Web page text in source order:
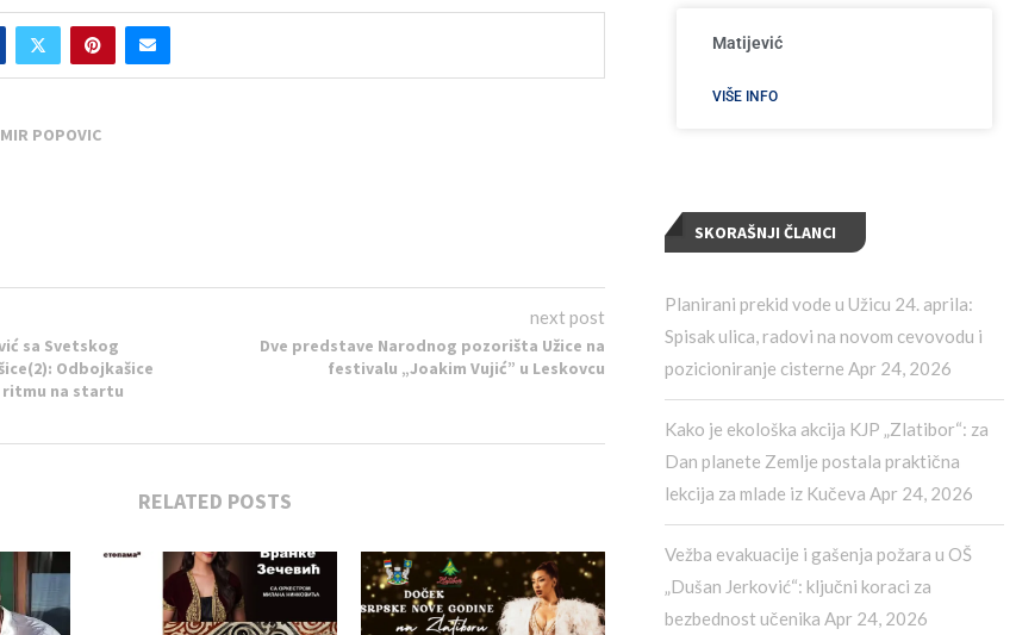
POPOVIC
sa Svetskog
Odbojkašice
ritmu na startu
next post
Dve predstave Narodnog pozorišta Užice na
festivalu „Joakim Vujić” u Leskovcu
RELATED POSTS
Matijević
VIŠE INFO
SKORAŠNJI ČLANCI
Planirani prekid vode u Užicu 24. aprila:
Spisak ulica, radovi na novom cevovodu i
pozicioniranje cisterne Apr 24, 2026
Kako je ekološka akcija KJP „Zlatibor“: za
Dan planete Zemlje postala praktična
lekcija za mlade iz Kučeva Apr 24, 2026
Vežba evakuacije i gašenja požara u OŠ
„Dušan Jerković“: ključni koraci za
bezbednost učenika Apr 24, 2026